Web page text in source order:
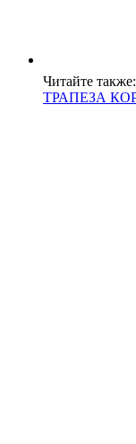
Читайте также:
ТРАПЕЗА